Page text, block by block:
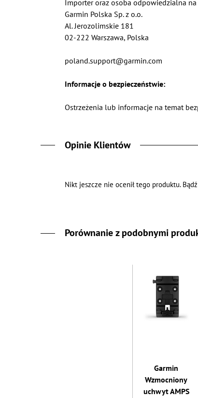
Importer oraz osoba odpowiedzialna na
Garmin Polska Sp. z o.o.
Al. Jerozolimskie 181
02-222 Warszawa, Polska
poland.support@garmin.com
Informacje o bezpieczeństwie:
Ostrzeżenia lub informacje na temat
Opinie Klientów
Nikt jeszcze nie ocenił tego produktu.
Porównanie z podobnymi
Garmin
Wzmocniony
uchwyt AMPS